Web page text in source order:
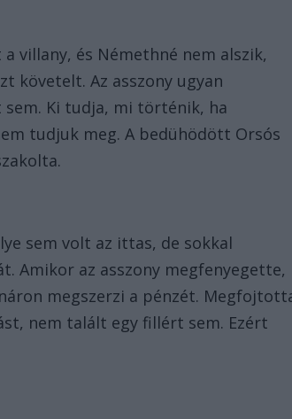
villany, és Némethné nem alszik,
követelt. Az asszony ugyan
Ki tudja, mi történik, ha
tudjuk meg. A bedühödött Orsós
sem volt az ittas, de sokkal
Amikor az asszony megfenyegette,
megszerzi a pénzét.
nem talált egy fillért sem. Ezért